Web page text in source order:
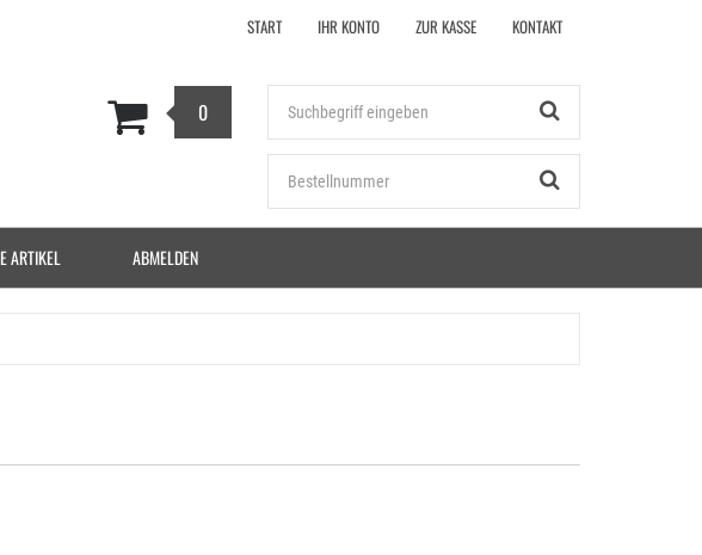
START IHR KONTO ZUR KASSE KONTAKT
0
ARTIKEL ABMELDEN